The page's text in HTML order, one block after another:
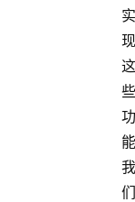
实
现
这
些
功
能
我
们